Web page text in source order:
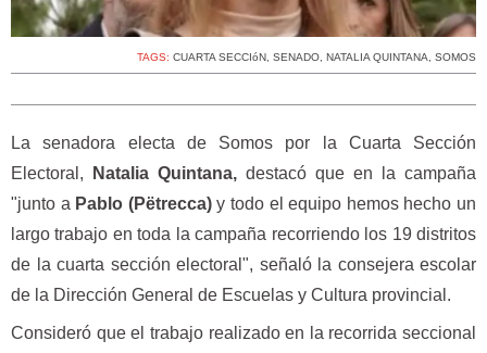
TAGS: CUARTA SECCIóN, SENADO, NATALIA QUINTANA, SOMOS
La senadora electa de Somos por la Cuarta Sección
Electoral,
Natalia Quintana, destacó que en la campaña
"junto a Pablo (Pëtrecca)y todo el equipo hemos hecho un
largo trabajo en toda la campaña recorriendo los 19 distritos
de la cuarta sección electoral", señaló la consejera escolar
de la Dirección General de Escuelas y Cultura provincial.
Consideró que el trabajo realizado en la recorrida seccional